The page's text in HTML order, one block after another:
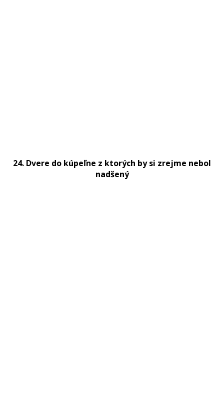
24. Dvere do kúpeľne z ktorých by si zrejme nebol
nadšený